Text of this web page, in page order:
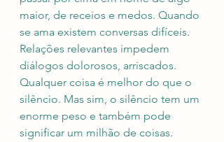
maior, de receios e medos. Quando
se ama existem conversas difíceis.
Relações relevantes impedem
diálogos dolorosos, arriscados.
Qualquer coisa é melhor do que o
silêncio. Mas sim, o silêncio tem um
enorme peso e também pode
significar um milhão de coisas.